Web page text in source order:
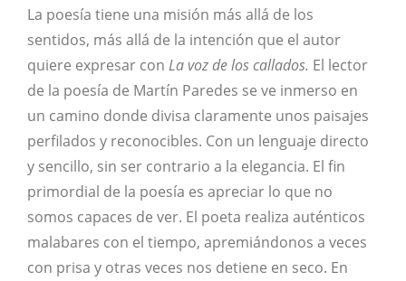
La poesía tiene una misión más allá de los
sentidos, más allá de la intención que el autor
quiere expresar con La voz de los callados. El lector
de la poesía de Martín Paredes se ve inmerso en
un camino donde divisa claramente unos paisajes
perfilados y reconocibles. Con un lenguaje directo
y sencillo, sin ser contrario a la elegancia. El fin
primordial de la poesía es apreciar lo que no
somos capaces de ver. El poeta realiza auténticos
malabares con el tiempo, apremiándonos a veces
con prisa y otras veces nos detiene en seco. En